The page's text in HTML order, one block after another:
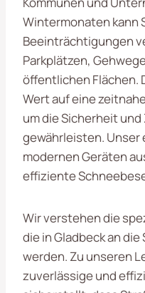
Wintermonaten kann
Beeinträchtigungen
Parkplätzen,
öffentlichen Flächen.
Wert auf eine
um die Sicherheit
gewährleisten. Unser
modernen Geräten
effiziente
Wir verstehen die
die in Gladbeck an
werden. Zu unseren
zuverlässige und